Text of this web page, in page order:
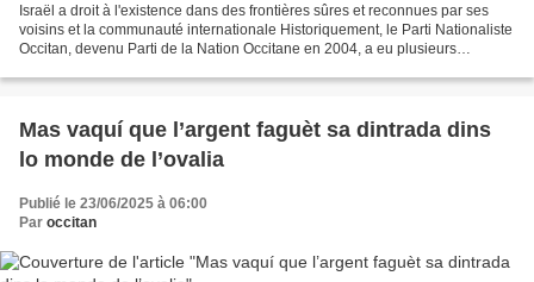
Israël a droit à l'existence dans des frontières sûres et reconnues par ses
voisins et la communauté internationale Historiquement, le Parti Nationaliste
Occitan, devenu Parti de la Nation Occitane en 2004, a eu plusieurs
Mas vaquí que l’argent faguèt sa dintrada dins
lo monde de l’ovalia
Publié le 23/06/2025 à 06:00
Par occitan